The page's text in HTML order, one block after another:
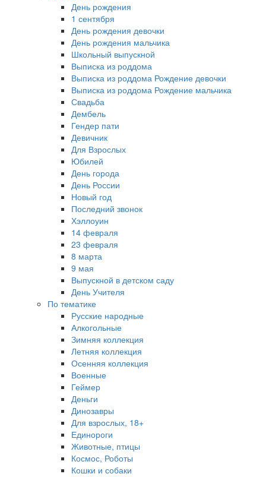
День рождения
1 сентября
День рождения девочки
День рождения мальчика
Школьный выпускной
Выписка из роддома
Выписка из роддома Рождение девочки
Выписка из роддома Рождение мальчика
Свадьба
Дембель
Гендер пати
Девичник
Для Взрослых
Юбилей
День города
День России
Новый год
Последний звонок
Хэллоуин
14 февраля
23 февраля
8 марта
9 мая
Выпускной в детском саду
День Учителя
По тематике
Русские народные
Алкогольные
Зимняя коллекция
Летняя коллекция
Осенняя коллекция
Военные
Геймер
Деньги
Динозавры
Для взрослых, 18+
Единороги
Животные, птицы
Космос, Роботы
Кошки и собаки